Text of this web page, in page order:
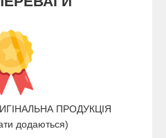
ПРОДУКЦІЯ
додаються)